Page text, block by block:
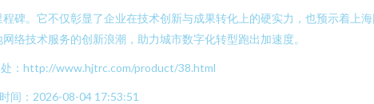
碑。它不仅彰显了企业在技术创新与成果转化上的硬实力，也预示着上
络技术服务的创新浪潮，助力城市数字化转型跑出加速度。
：http://www.hjtrc.com/product/38.html
间：2026-08-04 17:53:51